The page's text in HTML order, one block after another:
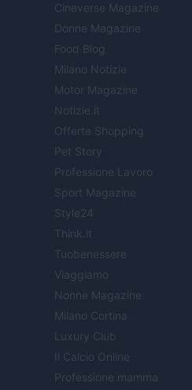
Cineverse Magazine
Donne Magazine
Food Blog
Milano Notizie
Motor Magazine
Notizie.it
Offerte Shopping
Pet Story
Professione Lavoro
Sport Magazine
Style24
Think.it
Tuobenessere
Viaggiamo
Nonne Magazine
Milano Cortina
Luxury Club
Il Calcio Online
Professione mamma